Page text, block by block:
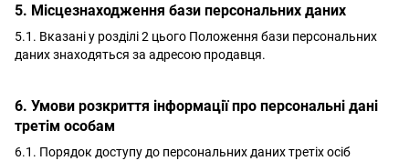
5. Місцезнаходження бази персональних даних
5.1. Вказані у розділі 2 цього Положення бази персональних
даних знаходяться за адресою продавця.
6. Умови розкриття інформації про персональні дані
третім особам
6.1. Порядок доступу до персональних даних третіх осіб